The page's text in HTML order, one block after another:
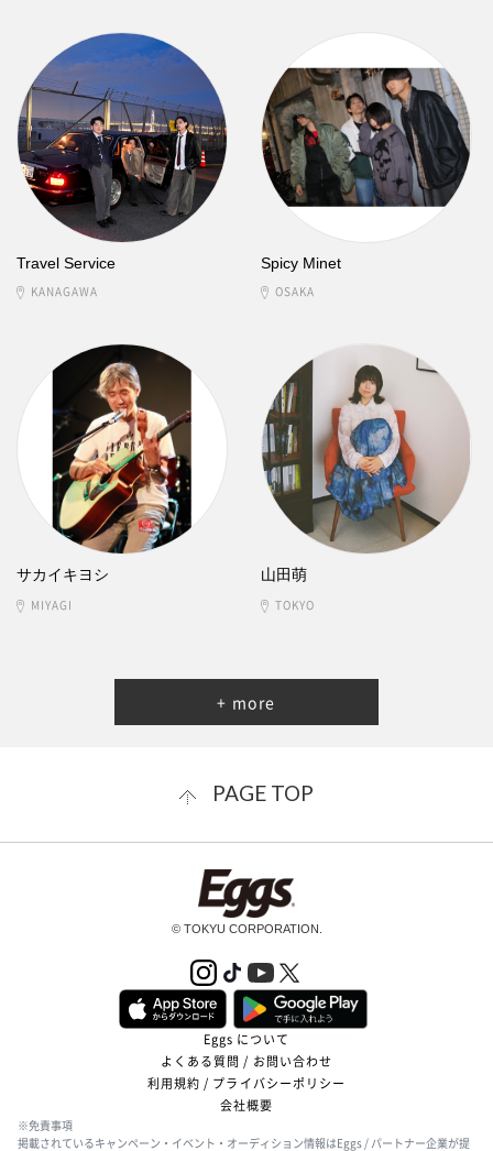
Travel Service
KANAGAWA
Spicy Minet
OSAKA
サカイキヨシ
MIYAGI
山田萌
TOKYO
+ more
PAGE TOP
© TOKYU CORPORATION.
Eggs について
よくある質問 / お問い合わせ
利用規約 / プライバシーポリシー
会社概要
※免責事項
掲載されているキャンペーン・イベント・オーディション情報はEggs / パートナー企業が提